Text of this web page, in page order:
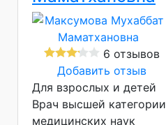
6 отзывов
Добавить отзыв
Для взрослых и детей
Врач высшей категории
медицинских наук